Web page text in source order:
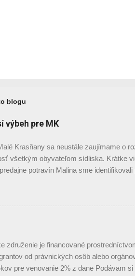
blogu
výbeh pre MK
Krasňany sa neustále zaujímame o
všetkým obyvateľom sídliska. Krátke
potravín Malina sme
potravín na miesto, kde pôvodne
ostatnú voľnú plochu s cieľom
Služby, ktoré prinesieme Predajňa
tovar. V predajni bude obsluha v
združenie je financované
od právnických osôb alebo
pre venovanie 2% z dane Podávam